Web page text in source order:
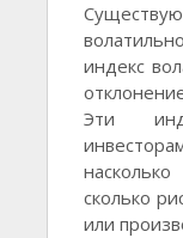
индекс
Эти
сколько
или